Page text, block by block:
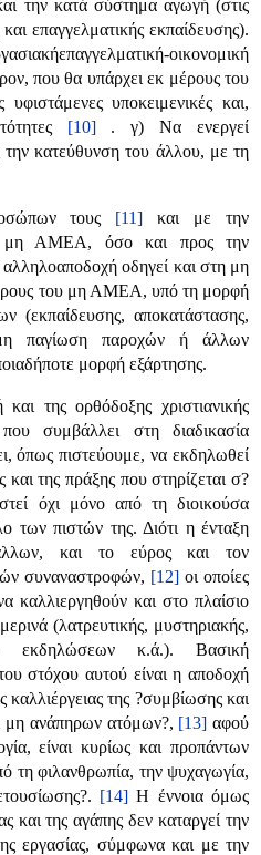
την κατά σύστημα αγωγή (στις
επαγγελματικής εκπαίδευσης).
οικονομική
που θα υπάρχει εκ μέρους του
υποκειμενικές και,
[10] . γ) Να ενεργεί
κατεύθυνση του άλλου, με τη
τους [11]και με την
μη ΑΜΕΑ, όσο και προς την
οδηγεί και στη μη
του μη ΑΜΕΑ, υπό τη μορφή
(εκπαίδευσης, αποκατάστασης,
παγίωση παροχών ή άλλων
μορφή εξάρτησης.
της ορθόδοξης χριστιανικής
συμβάλλει στη διαδικασία
όπως πιστεύουμε, να εκδηλωθεί
της πράξης που στηρίζεται σ?
όχι μόνο από τη διοικούσα
των πιστών της. Διότι η ένταξη
και το εύρος και τον
συναναστροφών, [12] οι οποίες
καλλιεργηθούν και στο πλαίσιο
(λατρευτικής, μυστηριακής,
εκδηλώσεων κ.ά.). Βασική
στόχου αυτού είναι η αποδοχή
της ?συμβίωσης και
μη ανάπηρων ατόμων?, [13] αφού
είναι κυρίως και προπάντων
τη φιλανθρωπία, την ψυχαγωγία,
[14]Η έννοια όμως
και της αγάπης δεν καταργεί την
εργασίας, σύμφωνα και με την